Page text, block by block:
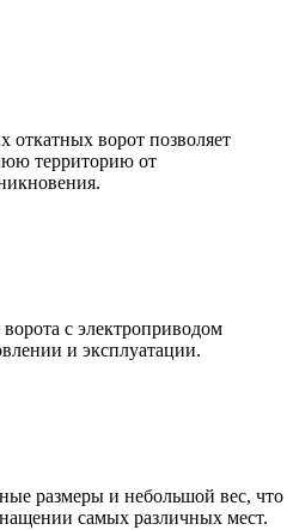
откатных ворот позволяет
территорию от
с электроприводом
и эксплуатации.
размеры и небольшой вес, что
самых различных мест.